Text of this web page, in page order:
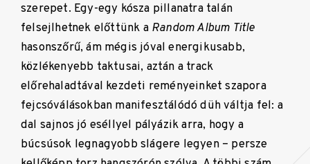
szerepet. Egy-egy kósza pillanatra talán
felsejlhetnek előttünk a Random Album Title
hasonszőrű, ám mégis jóval energikusabb,
közlékenyebb taktusai, aztán a track
előrehaladtával kezdeti reményeinket szapora
fejcsóválásokban manifesztálódó düh váltja fel: a
dal sajnos jó eséllyel pályázik arra, hogy a
búcsúsok legnagyobb slágere legyen – persze